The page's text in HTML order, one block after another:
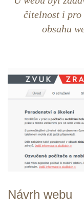
čitelnost i pro
obsahu
Návrh webu